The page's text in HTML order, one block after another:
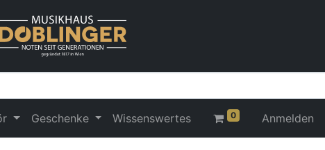
Geschenke Wissenswertes 0 Anmelden